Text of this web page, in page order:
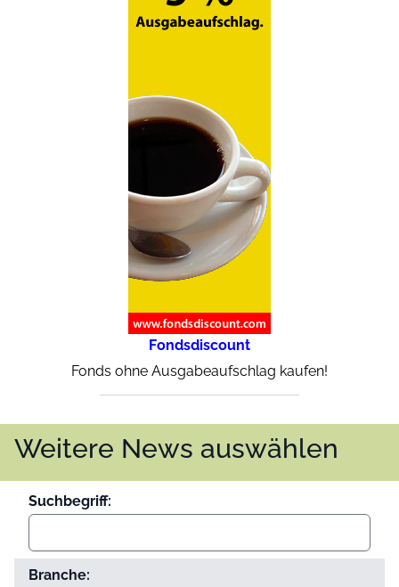
Fondsdiscount
Fonds ohne Ausgabeaufschlag kaufen!
Weitere News auswählen
Suchbegriff:
Branche: